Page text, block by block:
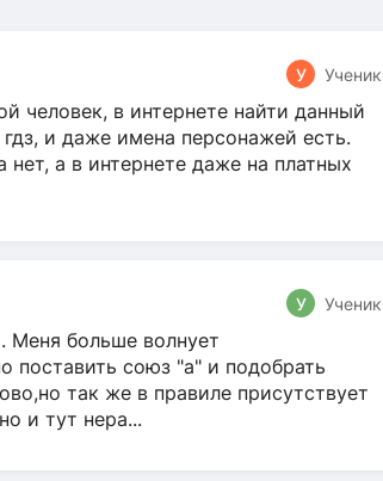
У Ученик
человек, в интернете найти данный
и даже имена персонажей есть.
нет, а в интернете даже на платных
У Ученик
Меня больше волнует
поставить союз "а" и подобрать
так же в правиле присутствует
и тут нера...